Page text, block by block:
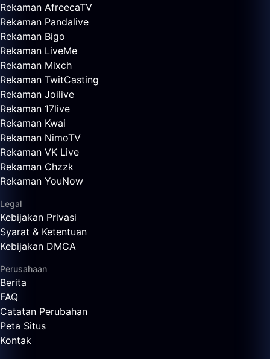
Rekaman AfreecaTV
Rekaman Pandalive
Rekaman Bigo
Rekaman LiveMe
Rekaman Mixch
Rekaman TwitCasting
Rekaman Joilive
Rekaman 17live
Rekaman Kwai
Rekaman NimoTV
Rekaman VK Live
Rekaman Chzzk
Rekaman YouNow
Legal
Kebijakan Privasi
Syarat & Ketentuan
Kebijakan DMCA
Perusahaan
Berita
FAQ
Catatan Perubahan
Peta Situs
Kontak